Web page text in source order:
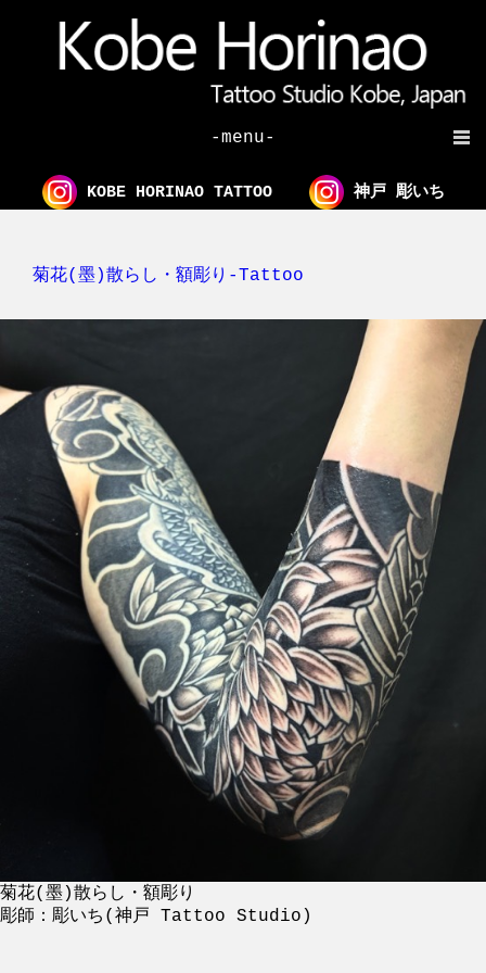
-menu-
KOBE HORINAO TATTOO 神戸 彫いち
菊花(墨)散らし・額彫り-Tattoo
菊花(墨)散らし・額彫り
彫師：彫いち(神戸 Tattoo Studio)